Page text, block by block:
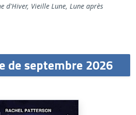
d'Hiver, Vieille Lune, Lune après
de septembre 2026